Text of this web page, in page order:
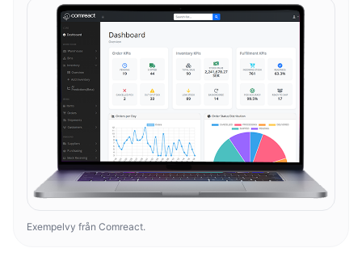
Exempelvy från Comreact.